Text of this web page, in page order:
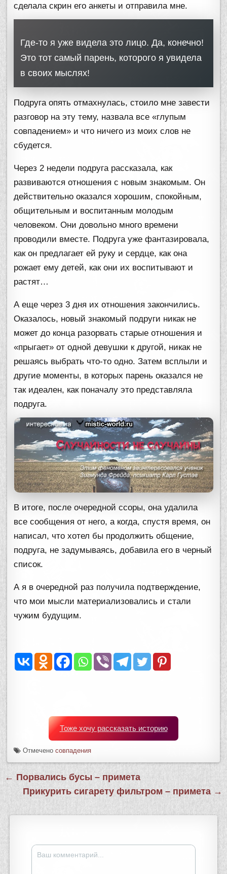
сделала скрин его анкеты и отправила мне.
Где-то я уже видела это лицо. Да, конечно!
Это тот самый парень, которого я увидела
в своих мыслях!
Подруга опять отмахнулась, стоило мне завести
разговор на эту тему, назвала все «глупым
совпадением» и что ничего из моих слов не
сбудется.
Через 2 недели подруга рассказала, как
развиваются отношения с новым знакомым. Он
действительно оказался хорошим, спокойным,
общительным и воспитанным молодым
человеком. Они довольно много времени
проводили вместе. Подруга уже фантазировала,
как он предлагает ей руку и сердце, как она
рожает ему детей, как они их воспитывают и
растят…
А еще через 3 дня их отношения закончились.
Оказалось, новый знакомый подруги никак не
может до конца разорвать старые отношения и
«прыгает» от одной девушки к другой, никак не
решаясь выбрать что-то одно. Затем всплыли и
другие моменты, в которых парень оказался не
так идеален, как поначалу это представляла
подруга.
В итоге, после очередной ссоры, она удалила
все сообщения от него, а когда, спустя время, он
написал, что хотел бы продолжить общение,
подруга, не задумываясь, добавила его в черный
список.
А я в очередной раз получила подтверждение,
что мои мысли материализовались и стали
чужим будущим.
Тоже хочу рассказать историю
Отмеченосовпадения
Навигация
по
записям
← Порвались бусы – примета
Прикурить сигарету фильтром – примета →